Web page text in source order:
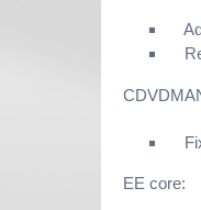
EE core: